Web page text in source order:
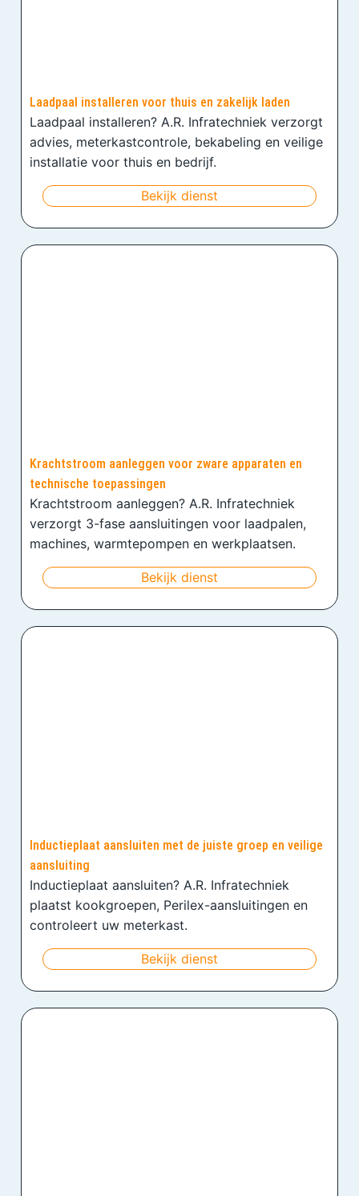
Laadpaal installeren voor thuis en zakelijk laden
Laadpaal installeren? A.R. Infratechniek verzorgt
advies, meterkastcontrole, bekabeling en veilige
installatie voor thuis en bedrijf.
Bekijk dienst
Krachtstroom aanleggen voor zware apparaten en
technische toepassingen
Krachtstroom aanleggen? A.R. Infratechniek
verzorgt 3-fase aansluitingen voor laadpalen,
machines, warmtepompen en werkplaatsen.
Bekijk dienst
Inductieplaat aansluiten met de juiste groep en veilige
aansluiting
Inductieplaat aansluiten? A.R. Infratechniek
plaatst kookgroepen, Perilex-aansluitingen en
controleert uw meterkast.
Bekijk dienst